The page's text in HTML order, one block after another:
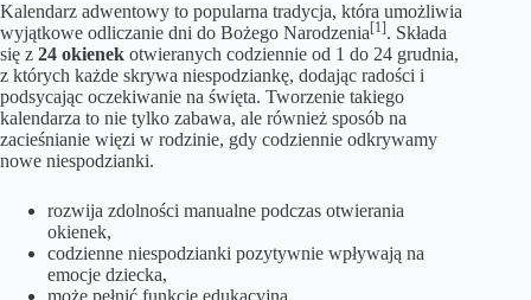
Kalendarz adwentowy to popularna tradycja, która umożliwia
wyjątkowe odliczanie dni do Bożego Narodzenia[1]. Składa
się z 24 okienek otwieranych codziennie od 1 do 24 grudnia,
z których każde skrywa niespodziankę, dodając radości i
podsycając oczekiwanie na święta. Tworzenie takiego
kalendarza to nie tylko zabawa, ale również sposób na
zacieśnianie więzi w rodzinie, gdy codziennie odkrywamy
nowe niespodzianki.
rozwija zdolności manualne podczas otwierania
okienek,
codzienne niespodzianki pozytywnie wpływają na
emocje dziecka,